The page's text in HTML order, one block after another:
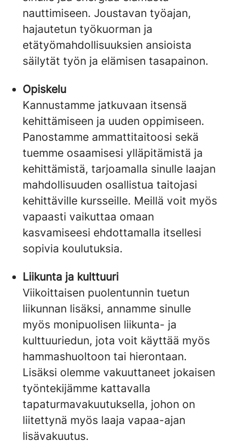
nauttimiseen. Joustavan työajan,
hajautetun työkuorman ja
etätyömahdollisuuksien ansioista
säilytät työn ja elämisen tasapainon.
Opiskelu
Kannustamme jatkuvaan itsensä
kehittämiseen ja uuden oppimiseen.
Panostamme ammattitaitoosi sekä
tuemme osaamisesi ylläpitämistä ja
kehittämistä, tarjoamalla sinulle laajan
mahdollisuuden osallistua taitojasi
kehittäville kursseille. Meillä voit myös
vapaasti vaikuttaa omaan
kasvamiseesi ehdottamalla itsellesi
sopivia koulutuksia.
Liikunta ja kulttuuri
Viikoittaisen puolentunnin tuetun
liikunnan lisäksi, annamme sinulle
myös monipuolisen liikunta- ja
kulttuuriedun, jota voit käyttää myös
hammashuoltoon tai hierontaan.
Lisäksi olemme vakuuttaneet jokaisen
työntekijämme kattavalla
tapaturmavakuutuksella, johon on
liitettynä myös laaja vapaa-ajan
lisävakuutus.